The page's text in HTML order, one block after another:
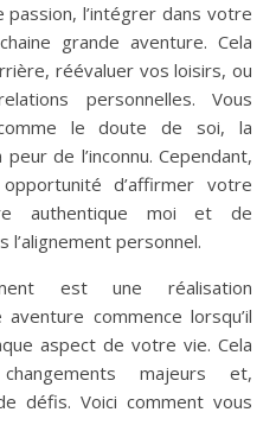
l’intégrer dans votre
grande aventure. Cela
réévaluer vos loisirs, ou
personnelles. Vous
le doute de soi, la
de l’inconnu. Cependant,
d’affirmer votre
authentique moi et de
personnel.
est une réalisation
commence lorsqu’il
aspect de votre vie. Cela
majeurs et,
défis. Voici comment vous